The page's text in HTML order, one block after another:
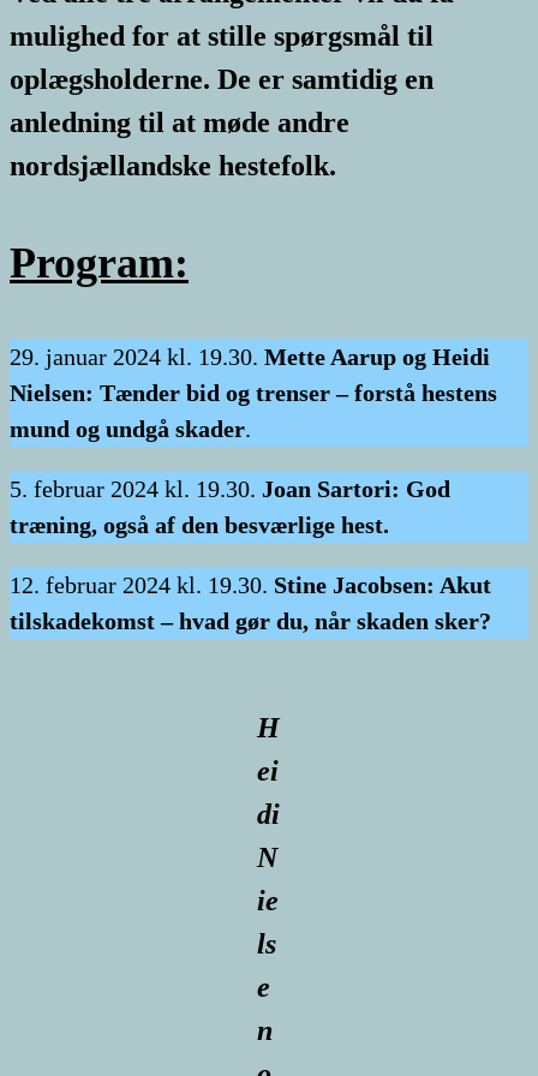
mulighed for at stille spørgsmål til
oplægsholderne. De er samtidig en
anledning til at møde andre
nordsjællandske hestefolk.
Program:
29. januar 2024 kl. 19.30. Mette Aarup og Heidi
Nielsen: Tænder bid og trenser – forstå hestens
mund og undgå skader.
5. februar 2024 kl. 19.30. Joan Sartori: God
træning, også af den besværlige hest.
12. februar 2024 kl. 19.30. Stine Jacobsen: Akut
tilskadekomst – hvad gør du, når skaden sker?
H
ei
di
N
ie
ls
e
n